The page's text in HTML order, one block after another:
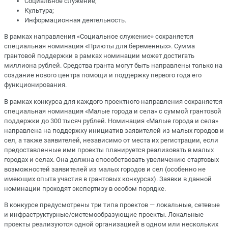
Культура;
Информационная деятельность.
В рамках направления «Социальное служение» сохраняется
специальная номинация «Приюты для беременных». Сумма
грантовой поддержки в рамках номинации может достигать
миллиона рублей. Средства гранта могут быть направлены только на
создание нового центра помощи и поддержку первого года его
функционирования.
В рамках конкурса для каждого проектного направления сохраняется
специальная номинация «Малые города и села» с суммой грантовой
поддержки до 300 тысяч рублей. Номинация «Малые города и села»
направлена на поддержку инициатив заявителей из малых городов и
сел, а также заявителей, независимо от места их регистрации, если
предоставленные ими проекты планируется реализовать в малых
городах и селах. Она должна способствовать увеличению стартовых
возможностей заявителей из малых городов и сел (особенно не
имеющих опыта участия в грантовых конкурсах). Заявки в данной
номинации проходят экспертизу в особом порядке.
В конкурсе предусмотрены три типа проектов — локальные, сетевые
и инфраструктурные/системообразующие проекты. Локальные
проекты реализуются одной организацией в одном или нескольких